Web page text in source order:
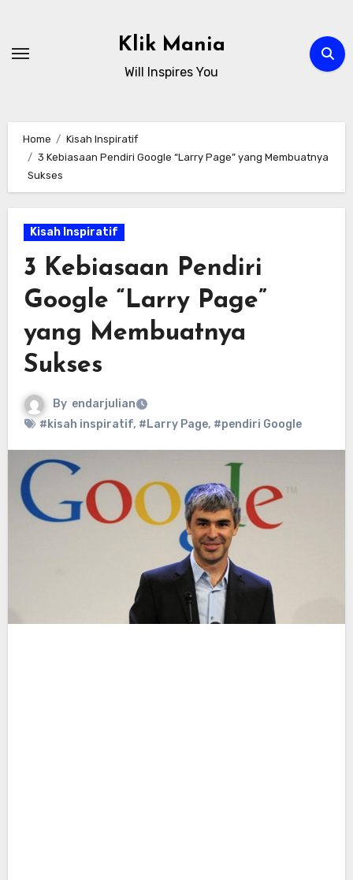
content
Klik Mania
Will Inspires You
Home
Kisah Inspiratif
3 Kebiasaan Pendiri Google “Larry Page” yang Membuatnya
Sukses
Kisah Inspiratif
3 Kebiasaan Pendiri
Google “Larry Page”
yang Membuatnya
Sukses
By endarjulian
#kisah inspiratif, #Larry Page, #pendiri Google